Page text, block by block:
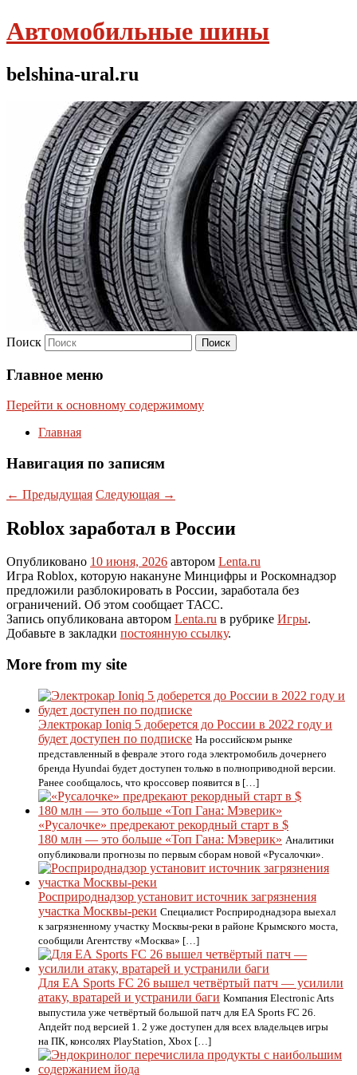
Автомобильные шины
belshina-ural.ru
Поиск
Главное меню
Перейти к основному содержимому
Главная
Навигация по записям
← Предыдущая Следующая →
Roblox заработал в России
Опубликовано 10 июня, 2026 автором Lenta.ru
Игра Roblox, которую накануне Минцифры и Роскомнадзор
предложили разблокировать в России, заработала без
ограничений. Об этом сообщает ТАСС.
Запись опубликована автором Lenta.ru в рубрике Игры.
Добавьте в закладки постоянную ссылку.
More from my site
Электрокар Ioniq 5 доберется до России в 2022 году и
будет доступен по подписке На российском рынке
представленный в феврале этого года электромобиль дочернего
бренда Hyundai будет доступен только в полноприводной версии.
Ранее сообщалось, что кроссовер появится в […]
«Русалочке» предрекают рекордный старт в $
180 млн — это больше «Топ Гана: Мэверик» Аналитики
опубликовали прогнозы по первым сборам новой «Русалочки».
Росприроднадзор установит источник загрязнения
участка Москвы-реки Специалист Росприроднадзора выехал
к загрязненному участку Москвы-реки в районе Крымского моста,
сообщили Агентству «Москва» […]
Для EA Sports FC 26 вышел четвёртый патч — усилили
атаку, вратарей и устранили баги Компания Electronic Arts
выпустила уже четвёртый большой патч для EA Sports FC 26.
Апдейт под версией 1. 2 уже доступен для всех владельцев игры
на ПК, консолях PlayStation, Xbox […]